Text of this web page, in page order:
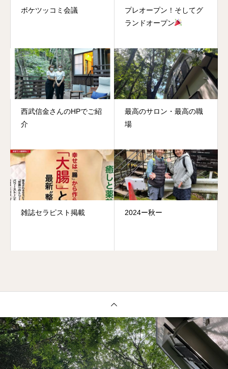
ボケツッコミ会議
プレオープン！そしてグ
ランドオープン
西武信金さんのHPでご紹
介
最高のサロン・最高の職
場
雑誌セラピスト掲載 2024ー秋ー